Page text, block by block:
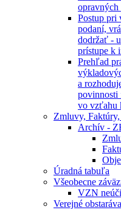
Postup pri
podaní,
dodržať -
prístupe k
Prehľad
a
povinnosti
vo vzťahu
Zmluvy,
Archív -
Úradná tabuľa
Všeobecne
VZN
Verejné